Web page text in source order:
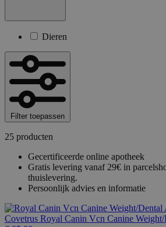
Dieren
Filter toepassen
25 producten
Gecertificeerde online apotheek
Gratis levering vanaf 29€ in
thuislevering.
Persoonlijk advies en informatie
Covetrus Royal Canin Vcn Canine